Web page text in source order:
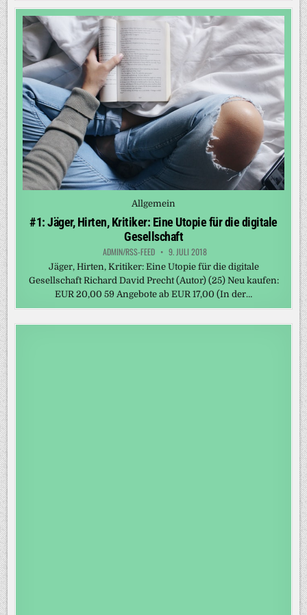
Posted
in
Allgemein
#1: Jäger, Hirten, Kritiker: Eine Utopie für die digitale
Gesellschaft
ADMIN/RSS-FEED 9. JULI 2018
Jäger, Hirten, Kritiker: Eine Utopie für die digitale
Gesellschaft Richard David Precht (Autor) (25) Neu kaufen:
EUR 20,00 59 Angebote ab EUR 17,00 (In der…